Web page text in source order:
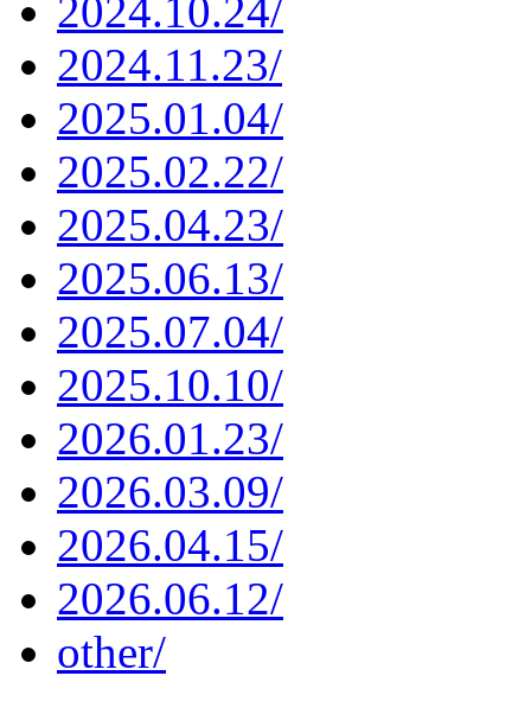
2024.10.24/
2024.11.23/
2025.01.04/
2025.02.22/
2025.04.23/
2025.06.13/
2025.07.04/
2025.10.10/
2026.01.23/
2026.03.09/
2026.04.15/
2026.06.12/
other/